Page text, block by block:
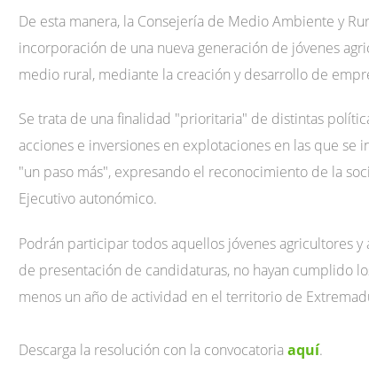
De esta manera, la Consejería de Medio Ambiente y
incorporación de una nueva generación de jóvenes
medio rural, mediante la creación y desarrollo de
Se trata de una finalidad "prioritaria" de distintas
acciones e inversiones en explotaciones en las que se
"un paso más", expresando el reconocimiento de la
Ejecutivo autonómico.
Podrán participar todos aquellos jóvenes agricultores
de presentación de candidaturas, no hayan cumplido
menos un año de actividad en el territorio de
Descarga la resolución con la convocatoriaaquí.